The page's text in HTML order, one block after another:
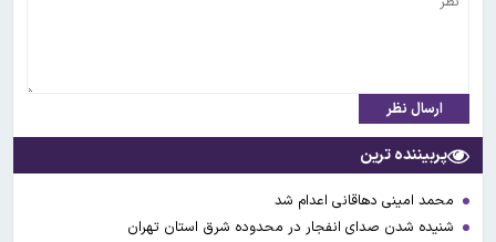
ارسال نظر
پربیننده ترین
محمد امینی دهاقانی اعدام شد
شنیده شدن صدای انفجار در محدوده شرق استان تهران